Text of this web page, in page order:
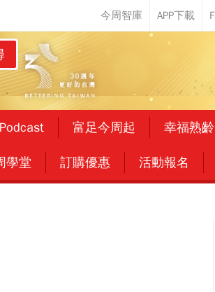
富足今周起 幸福熟齡
學堂 訂購優惠 活動報名